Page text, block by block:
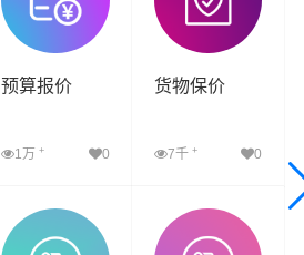
预算报价
1万+ 0
查看详细
货物保价
7千 + 0
查看详细